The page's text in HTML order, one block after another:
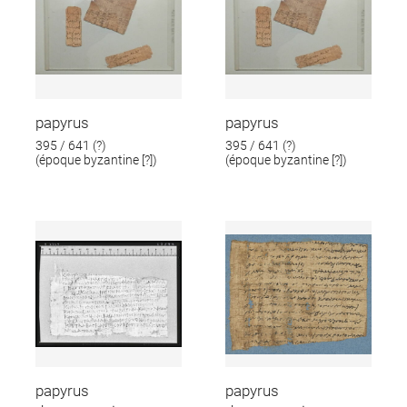
papyrus
395 / 641 (?)
(époque byzantine [?])
papyrus
395 / 641 (?)
(époque byzantine [?])
papyrus
papyrus